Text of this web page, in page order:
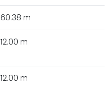
60.38 m
12.00 m
12.00 m